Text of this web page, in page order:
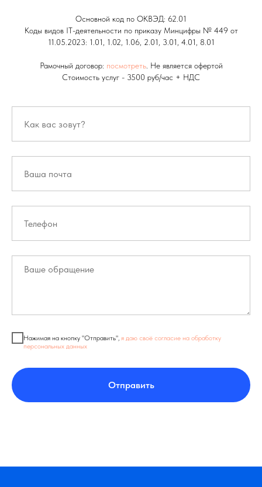
Основной код по ОКВЭД: 62.01
Коды видов IT-деятельности по приказу Минцифры № 449 от
11.05.2023: 1.01, 1.02, 1.06, 2.01, 3.01, 4.01, 8.01
Рамочный договор: посмотреть. Не является офертой
Стоимость услуг - 3500 руб/час + НДС
Нажимая на кнопку "Отправить", я даю своё согласие на обработку
персональных данных
Отправить